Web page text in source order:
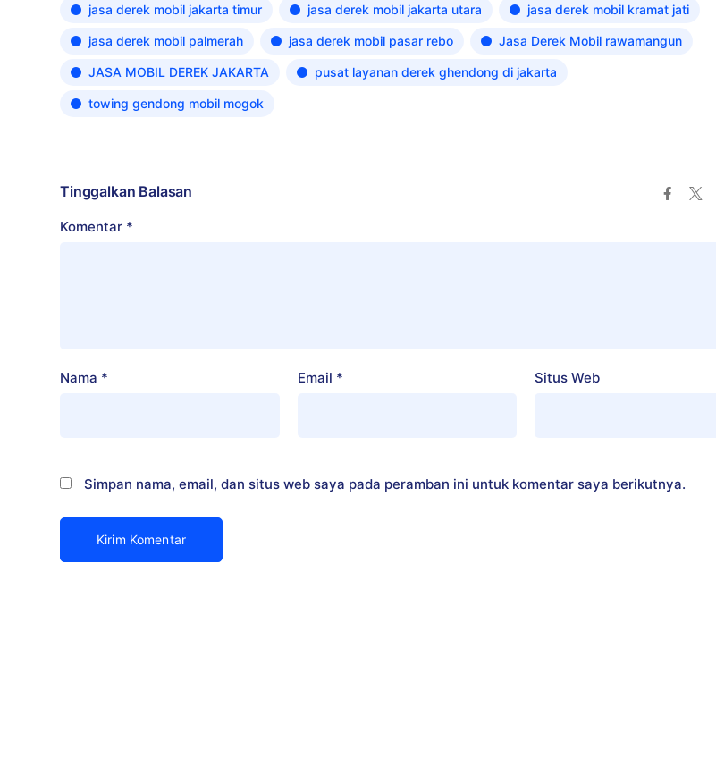
jasa derek mobil jakarta timur jasa derek mobil jakarta utara jasa derek mobil kramat jati
jasa derek mobil palmerah jasa derek mobil pasar rebo Jasa Derek Mobil rawamangun
JASA MOBIL DEREK JAKARTA pusat layanan derek ghendong di jakarta
towing gendong mobil mogok
Tinggalkan Balasan
Komentar *
Nama * Email * Situs Web
Simpan nama, email, dan situs web saya pada peramban ini untuk komentar saya berikutnya.